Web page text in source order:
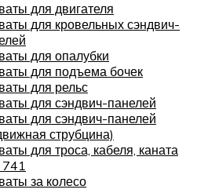
для двигателя
для кровельных сэндвич-
для опалубки
для подъема бочек
для рельс
для сэндвич-панелей
для сэндвич-панелей
струбцина)
для троса, кабеля, каната
за колесо